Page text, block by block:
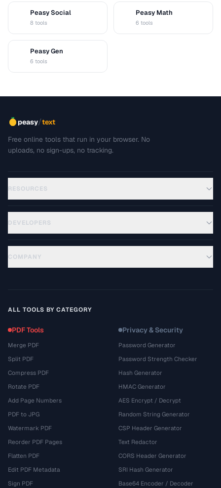
Peasy Social
8 tools
Peasy Math
6 tools
Peasy Gen
6 tools
peasy/text
Free online tools that run in your browser. No
uploads, no sign-ups, no tracking.
RESOURCES
DEVELOPERS
COMPANY
ALL TOOLS BY CATEGORY
PDF Tools
Merge PDF
Split PDF
Compress PDF
Rotate PDF
Add Page Numbers
PDF to JPG
Watermark PDF
Reorder PDF Pages
Flatten PDF
Edit PDF Metadata
Sign PDF
Privacy & Security
Password Generator
Password Strength Checker
Hash Generator
HMAC Generator
AES Encrypt / Decrypt
Random String Generator
CSP Header Generator
Text Redactor
CORS Header Generator
SRI Hash Generator
Base64 Encoder / Decoder